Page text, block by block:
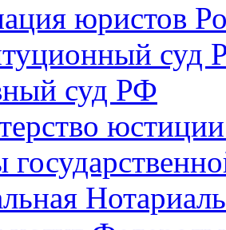
юристов
суд
суд РФ